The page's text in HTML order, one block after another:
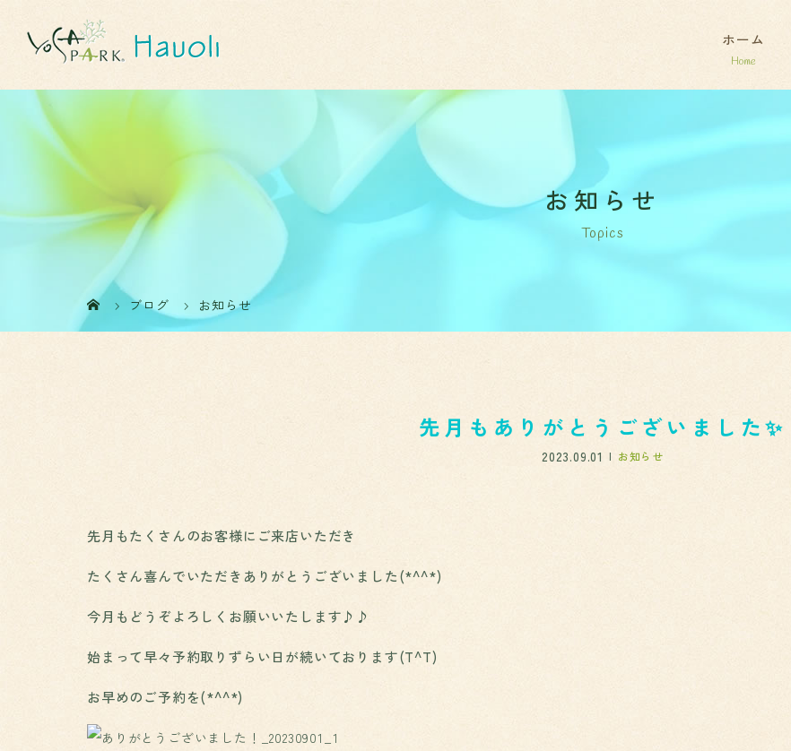
ホーム
お知らせ
Topics
ブログ お知らせ
先月もありがとうございました✨️
2023.09.01 お知らせ
先月もたくさんのお客様にご来店いただき
たくさん喜んでいただきありがとうございました(*^^*)
今月もどうぞよろしくお願いいたします♪♪
始まって早々予約取りずらい日が続いております(Т^Т)
お早めのご予約を(*^^*)